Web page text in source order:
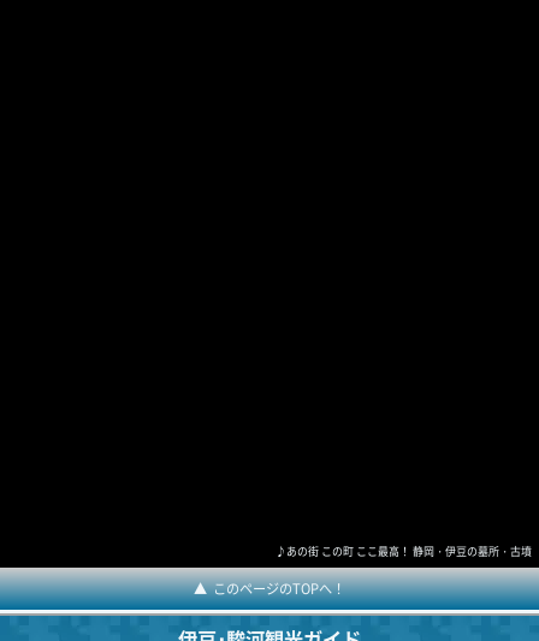
♪あの街 この町 ここ最高！ 静岡・伊豆の墓所・古墳
このページのTOPへ！